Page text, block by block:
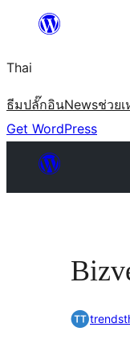
ยัง
เนื้อหา
Thai
ธีมปลั๊กอินNewsช่วย
Get WordPress